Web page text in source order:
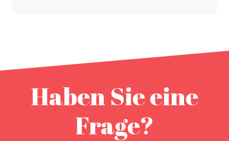
Haben Sie eine
Frage?